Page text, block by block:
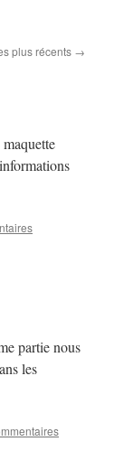
plus récents →
partie nous
les